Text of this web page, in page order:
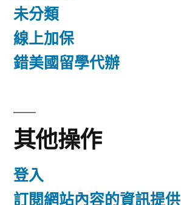
未分類
線上加保
錯美國留學代辦
其他操作
登入
訂閱網站內容的資訊提供